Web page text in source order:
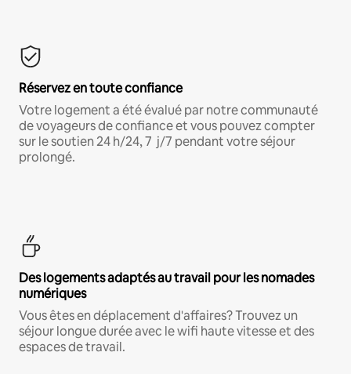
Réservez en toute confiance
Votre logement a été évalué par notre communauté
de voyageurs de confiance et vous pouvez compter
sur le soutien 24 h/24, 7 j/7 pendant votre séjour
prolongé.
Des logements adaptés au travail pour les nomades
numériques
Vous êtes en déplacement d'affaires? Trouvez un
séjour longue durée avec le wifi haute vitesse et des
espaces de travail.